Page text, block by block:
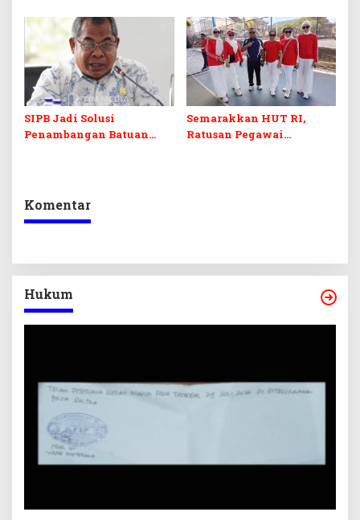
Digital
Barcode Curang
SIPB Jadi Solusi
Penambangan Batuan
Semarakkan HUT RI,
Ratusan Pegawai
Komentar
Hukum